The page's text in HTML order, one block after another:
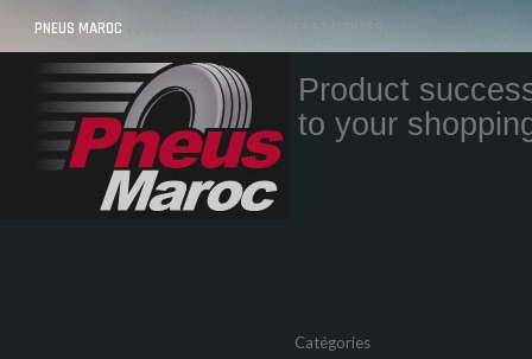
PNEUS MAROC VOS PNEUS AU MAROC LIVRÉS ET MONTÉS
Product
to your
Catégories